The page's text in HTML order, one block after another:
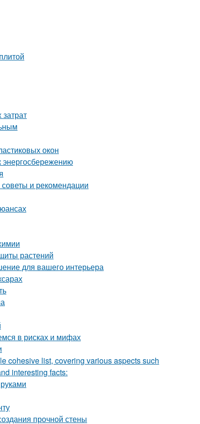
окон
энергосбережению
и рекомендации
растений
для вашего интерьера
в рисках и мифах
cohesive list, covering various aspects such
interesting facts:
прочной стены